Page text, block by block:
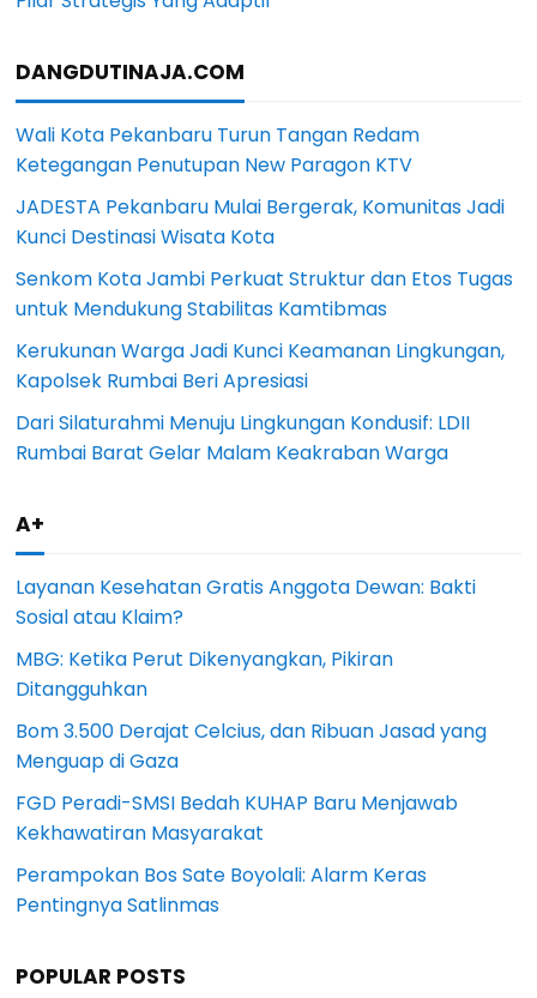
DANGDUTINAJA.COM
Wali Kota Pekanbaru Turun Tangan Redam
Ketegangan Penutupan New Paragon KTV
JADESTA Pekanbaru Mulai Bergerak, Komunitas Jadi
Kunci Destinasi Wisata Kota
Senkom Kota Jambi Perkuat Struktur dan Etos Tugas
untuk Mendukung Stabilitas Kamtibmas
Kerukunan Warga Jadi Kunci Keamanan Lingkungan,
Kapolsek Rumbai Beri Apresiasi
Dari Silaturahmi Menuju Lingkungan Kondusif: LDII
Rumbai Barat Gelar Malam Keakraban Warga
A+
Layanan Kesehatan Gratis Anggota Dewan: Bakti
Sosial atau Klaim?
MBG: Ketika Perut Dikenyangkan, Pikiran
Ditangguhkan
Bom 3.500 Derajat Celcius, dan Ribuan Jasad yang
Menguap di Gaza
FGD Peradi-SMSI Bedah KUHAP Baru Menjawab
Kekhawatiran Masyarakat
Perampokan Bos Sate Boyolali: Alarm Keras
Pentingnya Satlinmas
POPULAR POSTS